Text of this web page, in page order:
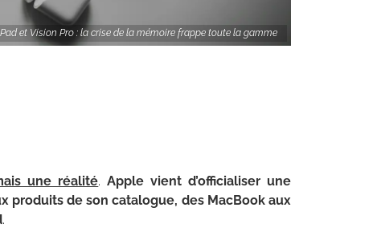
et Vision Pro : la crise de la mémoire frappe toute la gamme
une réalité.Apple vient d’officialiser une
produits de son catalogue, des MacBook aux
.